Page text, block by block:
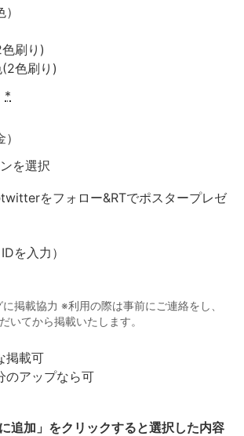
刷り)
色刷り)
*
を選択
をフォロー&RTでポスタープレゼ
を入力）
掲載協力 ※利用の際は事前にご連絡をし、
いてから掲載いたします。
掲載可
のアップなら可
追加」をクリックすると選択した内容